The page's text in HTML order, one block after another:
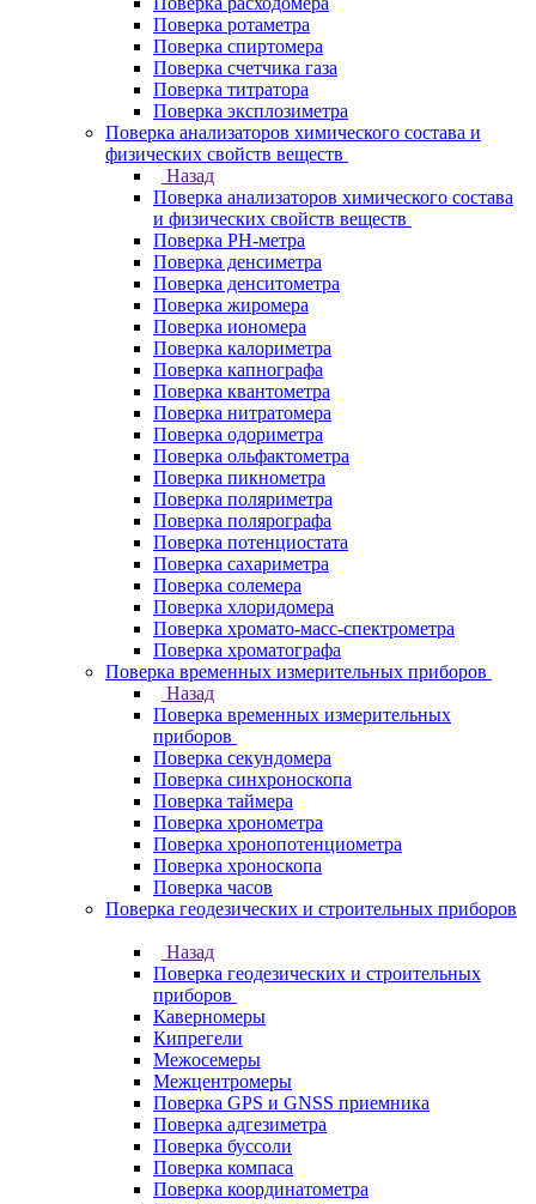
Поверка ротаметра
Поверка спиртомера
Поверка счетчика газа
Поверка титратора
Поверка эксплозиметра
Поверка анализаторов химического состава и
физических свойств веществ
Назад
Поверка анализаторов химического состава
и физических свойств веществ
Поверка PH-метра
Поверка денсиметра
Поверка денситометра
Поверка жиромера
Поверка иономера
Поверка калориметра
Поверка капнографа
Поверка квантометра
Поверка нитратомера
Поверка одориметра
Поверка ольфактометра
Поверка пикнометра
Поверка поляриметра
Поверка полярографа
Поверка потенциостата
Поверка сахариметра
Поверка солемера
Поверка хлоридомера
Поверка хромато-масс-спектрометра
Поверка хроматографа
Поверка временных измерительных приборов
Назад
Поверка временных измерительных
приборов
Поверка секундомера
Поверка синхроноскопа
Поверка таймера
Поверка хронометра
Поверка хронопотенциометра
Поверка хроноскопа
Поверка часов
Поверка геодезических и строительных приборов
Назад
Поверка геодезических и строительных
приборов
Каверномеры
Кипрегели
Межосемеры
Межцентромеры
Поверка GPS и GNSS приемника
Поверка адгезиметра
Поверка буссоли
Поверка компаса
Поверка координатометра